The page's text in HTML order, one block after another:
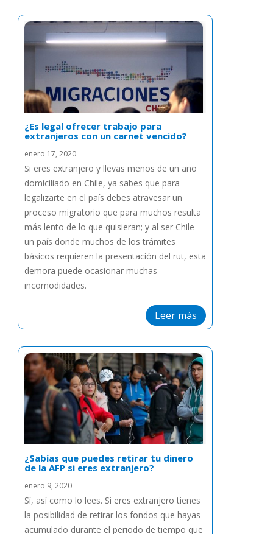
¿Es legal ofrecer trabajo para
extranjeros con un carnet vencido?
enero 17, 2020
Si eres extranjero y llevas menos de un año
domiciliado en Chile, ya sabes que para
legalizarte en el país debes atravesar un
proceso migratorio que para muchos resulta
más lento de lo que quisieran; y al ser Chile
un país donde muchos de los trámites
básicos requieren la presentación del rut, esta
demora puede ocasionar muchas
incomodidades.
Leer más
¿Sabías que puedes retirar tu dinero
de la AFP si eres extranjero?
enero 9, 2020
Sí, así como lo lees. Si eres extranjero tienes
la posibilidad de retirar los fondos que hayas
acumulado durante el periodo de tiempo que